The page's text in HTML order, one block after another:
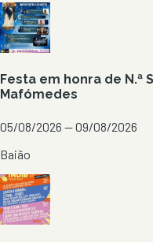
Festa em honra de N.ª
Mafómedes
05/08/2026 — 09/08/2026
Baião